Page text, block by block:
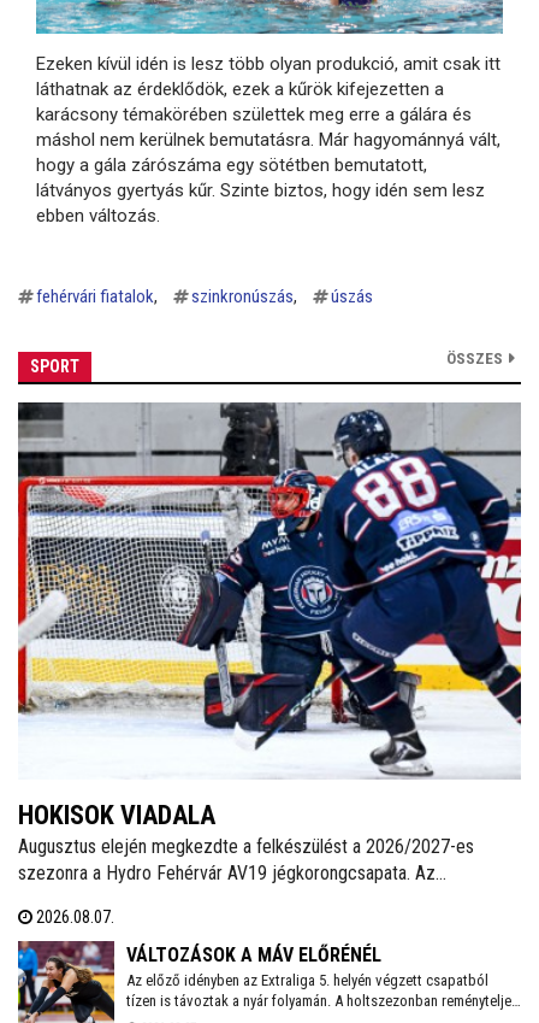
Ezeken kívül idén is lesz több olyan produkció, amit csak itt
láthatnak az érdeklődök, ezek a kűrök kifejezetten a
karácsony témakörében születtek meg erre a gálára és
máshol nem kerülnek bemutatásra. Már hagyománnyá vált,
hogy a gála zárószáma egy sötétben bemutatott,
látványos gyertyás kűr. Szinte biztos, hogy idén sem lesz
ebben változás.
fehérvári fiatalok szinkronúszás úszás
SPORT ÖSSZES
HOKISOK VIADALA
Augusztus elején megkezdte a felkészülést a 2026/2027-es
szezonra a Hydro Fehérvár AV19 jégkorongcsapata. Az
teljesítményt nyújtó játékos csatlakozhat a Volán ICEHL-
keretéhez.
2026.08.07.
VÁLTOZÁSOK A MÁV ELŐRÉNÉL
Az előző idényben az Extraliga 5. helyén végzett csapatból
tízen is távoztak a nyár folyamán. A holtszezonban reményteljes